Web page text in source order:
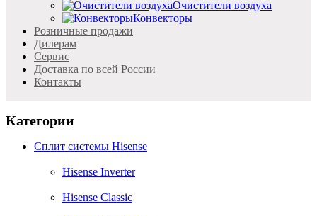
Очистители воздуха
Конвекторы
Розничные продажи
Дилерам
Cервис
Доставка по всей России
Контакты
Категории
Сплит системы Hisense
Hisense Inverter
Hisense Classic